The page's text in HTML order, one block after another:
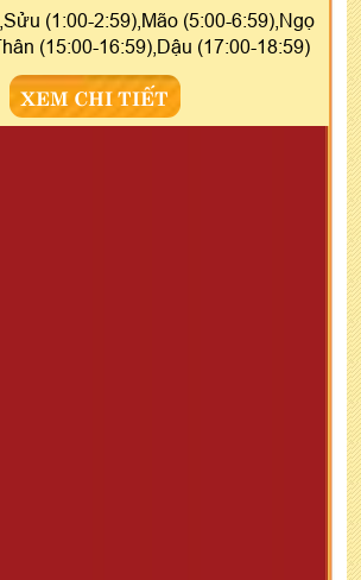
(1:00-2:59),Mão (5:00-6:59),Ngọ
(15:00-16:59),Dậu (17:00-18:59)
XEM CHI TIẾT